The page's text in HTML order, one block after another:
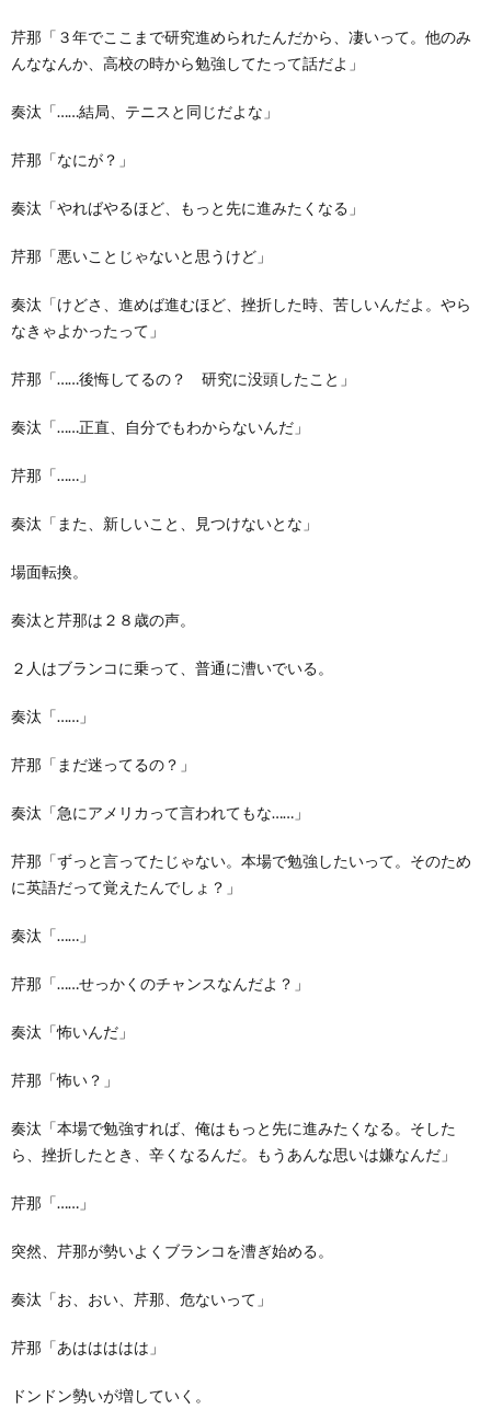
芹那「３年でここまで研究進められたんだから、凄いって。他のみ
んななんか、高校の時から勉強してたって話だよ」
奏汰「……結局、テニスと同じだよな」
芹那「なにが？」
奏汰「やればやるほど、もっと先に進みたくなる」
芹那「悪いことじゃないと思うけど」
奏汰「けどさ、進めば進むほど、挫折した時、苦しいんだよ。やら
なきゃよかったって」
芹那「……後悔してるの？ 研究に没頭したこと」
奏汰「……正直、自分でもわからないんだ」
芹那「……」
奏汰「また、新しいこと、見つけないとな」
場面転換。
奏汰と芹那は２８歳の声。
２人はブランコに乗って、普通に漕いでいる。
奏汰「……」
芹那「まだ迷ってるの？」
奏汰「急にアメリカって言われてもな……」
芹那「ずっと言ってたじゃない。本場で勉強したいって。そのため
に英語だって覚えたんでしょ？」
奏汰「……」
芹那「……せっかくのチャンスなんだよ？」
奏汰「怖いんだ」
芹那「怖い？」
奏汰「本場で勉強すれば、俺はもっと先に進みたくなる。そした
ら、挫折したとき、辛くなるんだ。もうあんな思いは嫌なんだ」
芹那「……」
突然、芹那が勢いよくブランコを漕ぎ始める。
奏汰「お、おい、芹那、危ないって」
芹那「あははははは」
ドンドン勢いが増していく。